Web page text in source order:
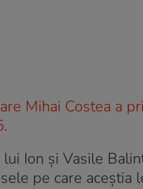
Mihai Costea a
Ion și Vasile
pe care aceștia